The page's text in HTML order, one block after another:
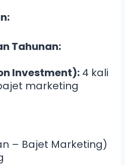
Tahunan:
Investment): 4 kali
marketing
– Bajet Marketing​)